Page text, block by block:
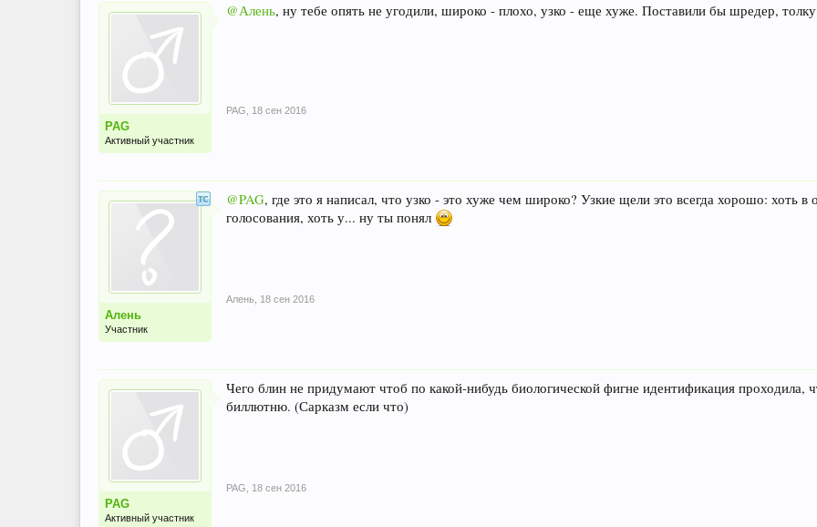
PAG
Активный участник
@Алень, ну тебе опять не угодили, широко - плохо, узко - еще хуже. Поставили бы шредер,
PAG 18 сен 2016
Алень
Участник
@PAG, где это я написал, что узко - это хуже чем широко? Узкие щели это всегда хорошо: хоть в
голосования, хоть у... ну ты понял
Алень 18 сен 2016
PAG
Активный участник
Чего блин не придумают чтоб по какой-нибудь биологической фигне идентификация проходила,
биллютню. (Сарказм если что)
PAG 18 сен 2016